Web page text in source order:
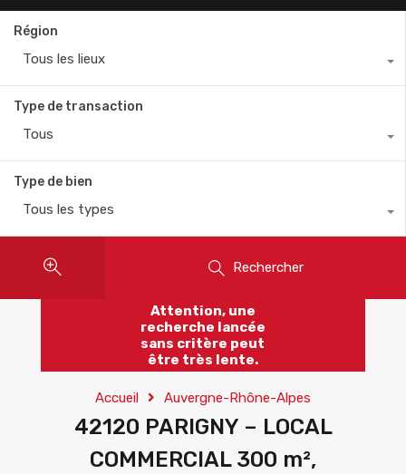
Région
Tous les lieux
Type de transaction
Tous
Type de bien
Tous les types
Rechercher
Attention, une
recherche lancée
sans critère peut
être très lente.
Accueil Auvergne-Rhône-Alpes
42120 PARIGNY – LOCAL
COMMERCIAL 300 m²,